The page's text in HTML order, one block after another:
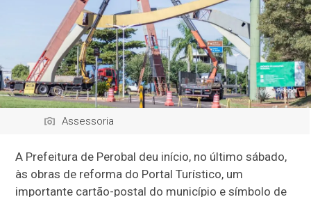
Assessoria
A Prefeitura de Perobal deu início, no último sábado,
às obras de reforma do Portal Turístico, um
importante cartão-postal do município e símbolo de